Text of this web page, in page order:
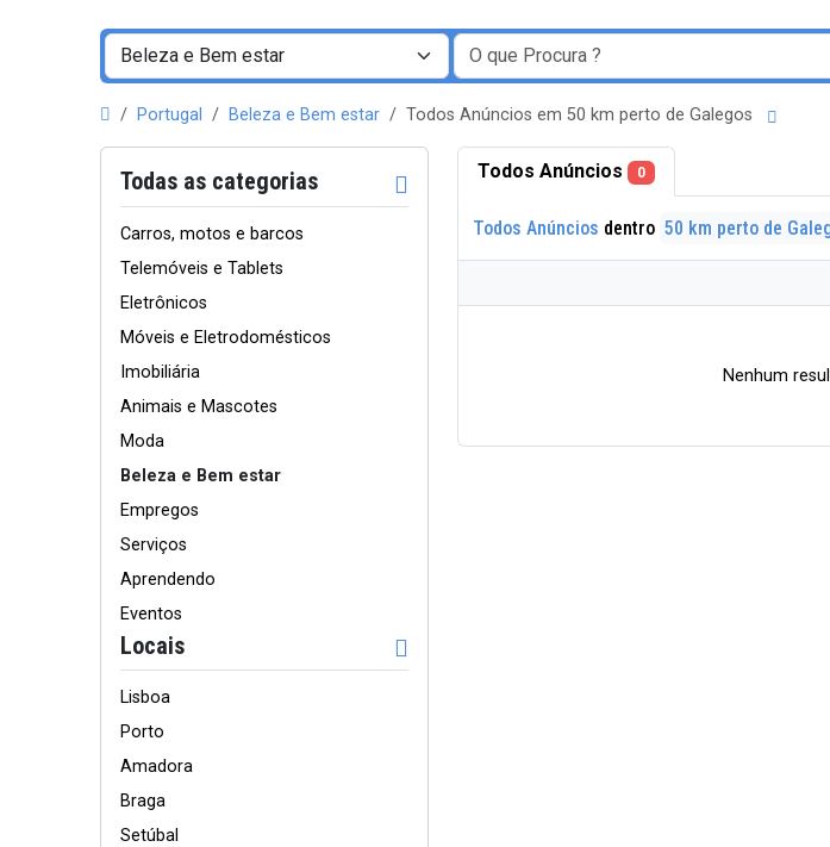
Portugal Beleza e Bem estar Todos Anúncios em 50 km perto de Galegos
Todas as categorias
Carros, motos e barcos
Telemóveis e Tablets
Eletrônicos
Móveis e Eletrodomésticos
Imobiliária
Animais e Mascotes
Moda
Beleza e Bem estar
Empregos
Serviços
Aprendendo
Eventos
Locais
Lisboa
Porto
Amadora
Braga
Setúbal
Todos Anúncios 0
Todos Anúncios dentro 50 km perto de
Nenhum